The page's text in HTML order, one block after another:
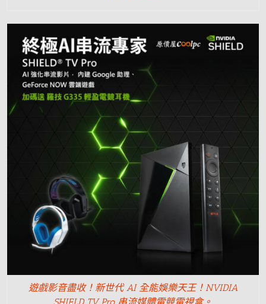
遊戲影音盡收！新世代 AI 全能娛樂天王！NVIDIA